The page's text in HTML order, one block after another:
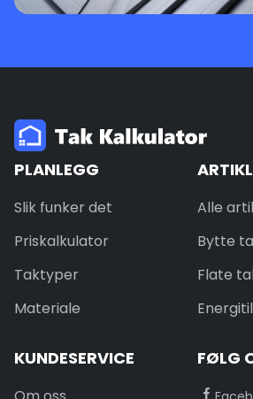
PLANLEGG
Slik funker det
Priskalkulator
Taktyper
Materiale
Alle
Bytte
Flate
KUNDESERVICE FØLG